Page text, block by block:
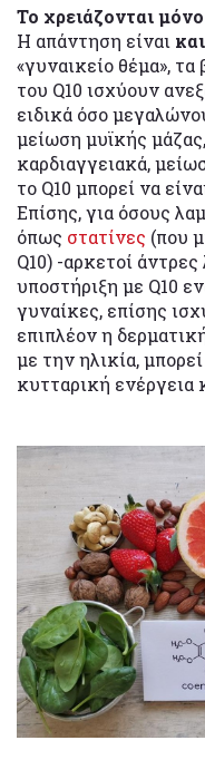
Το χρειάζονται
Η απάντηση είναι
«γυναικείο θέμα»,
του Q10 ισχύουν
ειδικά όσο
μείωση μυϊκής
καρδιαγγειακά,
το Q10 μπορεί να
Επίσης, για όσους
όπως στατίνες (που
Q10) -αρκετοί
υποστήριξη με Q10
γυναίκες, επίσης
επιπλέον η
με την ηλικία,
κυτταρική ενέργεια